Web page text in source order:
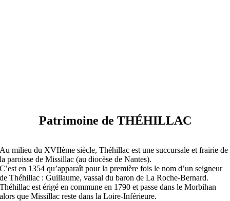
Patrimoine de THÉHILLAC
Au milieu du XVIIème siècle, Théhillac est une succursale et frairie de
la paroisse de Missillac (au diocèse de Nantes).
C’est en 1354 qu’apparaît pour la première fois le nom d’un seigneur
de Théhillac : Guillaume, vassal du baron de La Roche-Bernard.
Théhillac est érigé en commune en 1790 et passe dans le Morbihan
alors que Missillac reste dans la Loire-Inférieure.